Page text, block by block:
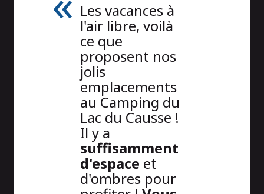
Les vacances à
l'air libre, voilà
ce que
proposent nos
jolis
emplacements
au Camping du
Lac du Causse !
Il y a
suffisamment
d'espace et
d'ombres pour